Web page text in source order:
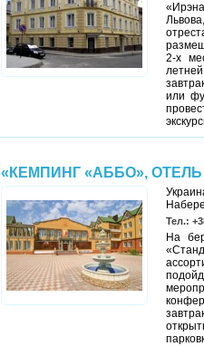
2-х
или
«КЕМПИНГ «АББО», ОТЕЛЬ
Тел.:
На